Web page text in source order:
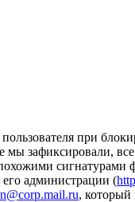
при
зафиксировали,
сигнатурами
администрации (
, который